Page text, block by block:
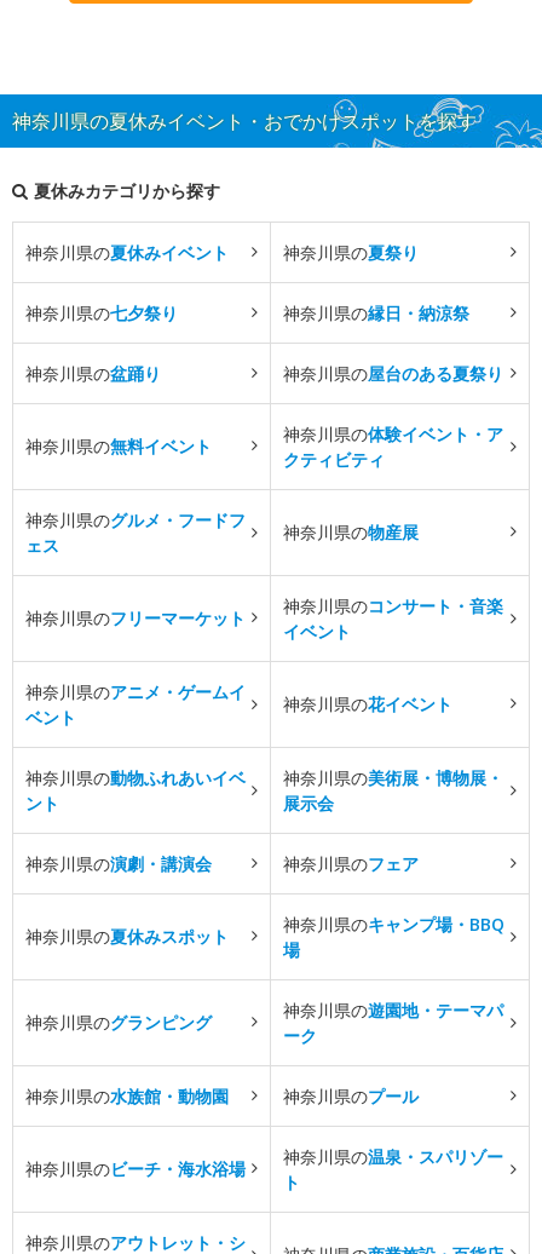
神奈川県の夏休みイベント・おでかけスポットを探す
夏休みカテゴリから探す
神奈川県の夏休みイベント 神奈川県の夏祭り
神奈川県の七夕祭り 神奈川県の縁日・納涼祭
神奈川県の盆踊り 神奈川県の屋台のある夏祭り
神奈川県の無料イベント
神奈川県の体験イベント・ア
クティビティ
神奈川県のグルメ・フードフ
ェス
神奈川県の物産展
神奈川県のフリーマーケット
神奈川県のコンサート・音楽
イベント
神奈川県のアニメ・ゲームイ
ベント
神奈川県の花イベント
神奈川県の動物ふれあいイベ
ント
神奈川県の美術展・博物展・
展示会
神奈川県の演劇・講演会 神奈川県のフェア
神奈川県の夏休みスポット
神奈川県のキャンプ場・BBQ
場
神奈川県のグランピング
神奈川県の遊園地・テーマパ
ーク
神奈川県の水族館・動物園 神奈川県のプール
神奈川県のビーチ・海水浴場
神奈川県の温泉・スパリゾー
ト
神奈川県のアウトレット・シ